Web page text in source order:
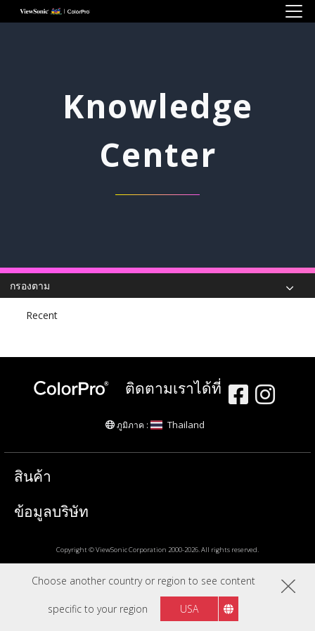
Choose another country or region to see content
specific to your region USA
Skip to main content
Knowledge
Center
กรองตาม
Recent
ติดตามเราได้ที่
ภูมิภาค : Thailand
สินค้า
ข้อมูลบริษัท
Copyright © ViewSonic Corporation 2000-2026. All rights reserved.